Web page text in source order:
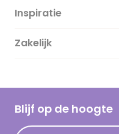
Over ons
Duurzaamheid
Hallmark Kaartclub
Acties
Inspiratie
Magazine
Cadeau inspiratie
Kaartinspiratie
Zakelijk
Blijf op de hoogte